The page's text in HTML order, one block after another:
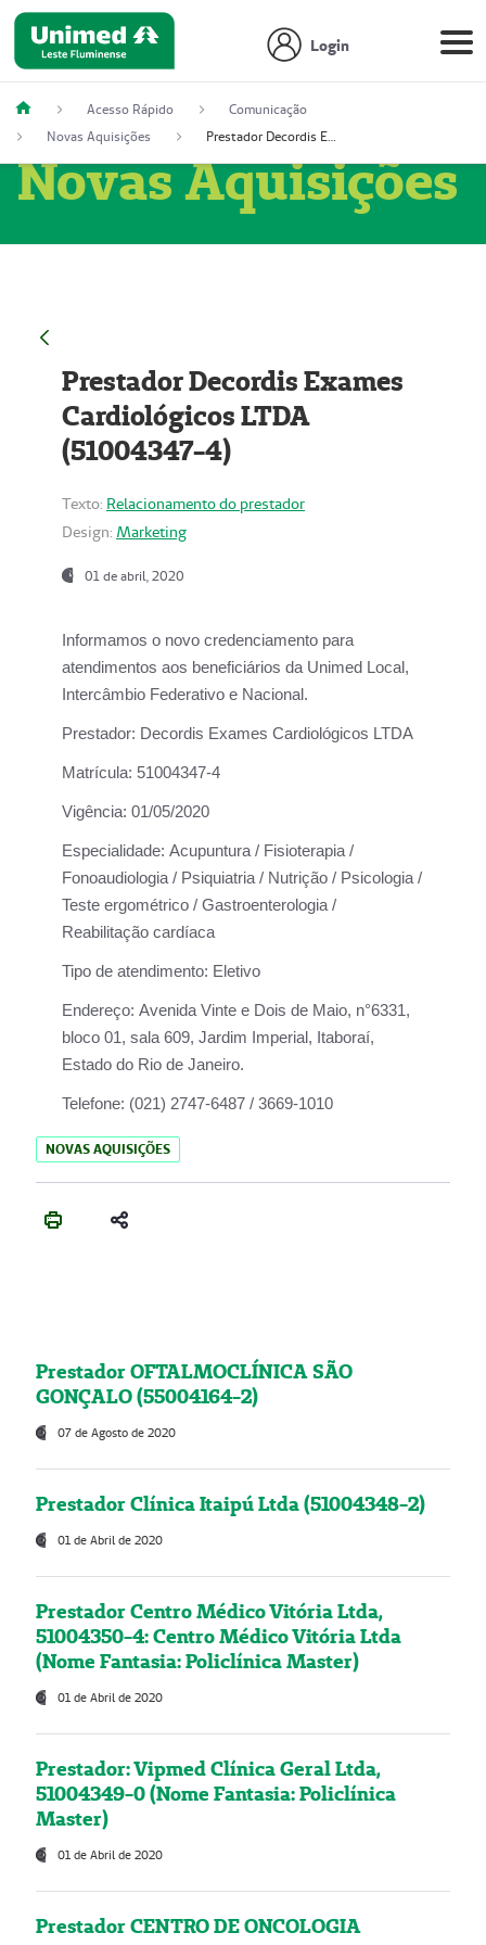
Login
Acesso Rápido
Comunicação
Novas Aquisições
Prestador Decordis Exames Cardiológicos LTDA (51004347-4)
Novas Aquisições
Prestador Decordis Exames
Cardiológicos LTDA
(51004347-4)
Texto: Relacionamento do prestador
Design: Marketing
01 de abril, 2020
Informamos o novo credenciamento para
atendimentos aos beneficiários da Unimed Local,
Intercâmbio Federativo e Nacional.
Prestador: Decordis Exames Cardiológicos LTDA
Matrícula: 51004347-4
Vigência: 01/05/2020
Especialidade: Acupuntura / Fisioterapia /
Fonoaudiologia / Psiquiatria / Nutrição / Psicologia /
Teste ergométrico / Gastroenterologia /
Reabilitação cardíaca
Tipo de atendimento: Eletivo
Endereço: Avenida Vinte e Dois de Maio, n°6331,
bloco 01, sala 609, Jardim Imperial, Itaboraí,
Estado do Rio de Janeiro.
Telefone: (021) 2747-6487 / 3669-1010
NOVAS AQUISIÇÕES
Prestador OFTALMOCLÍNICA SÃO
GONÇALO (55004164-2)
07 de Agosto de 2020
Prestador Clínica Itaipú Ltda (51004348-2)
01 de Abril de 2020
Prestador Centro Médico Vitória Ltda,
51004350-4: Centro Médico Vitória Ltda
(Nome Fantasia: Policlínica Master)
01 de Abril de 2020
Prestador: Vipmed Clínica Geral Ltda,
51004349-0 (Nome Fantasia: Policlínica
Master)
01 de Abril de 2020
Prestador CENTRO DE ONCOLOGIA